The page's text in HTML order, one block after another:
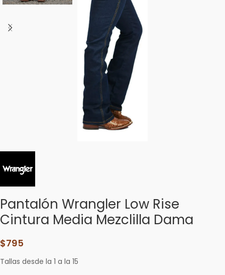
Pantalón Wrangler Low Rise
Cintura Media Mezclilla Dama
$795
Tallas desde la 1 a la 15